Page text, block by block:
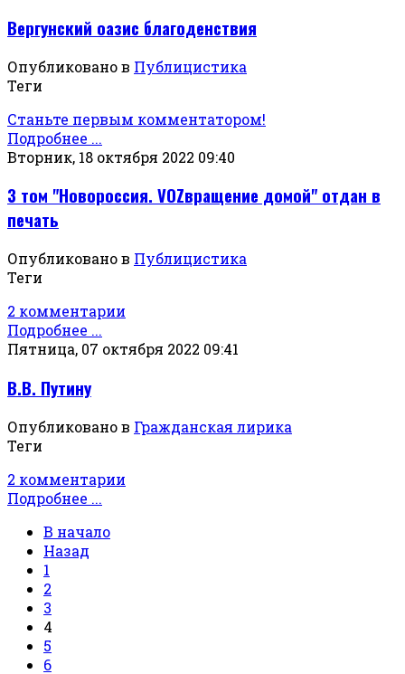
Вергунский оазис благоденствия
Опубликовано в Публицистика
Теги
Станьте первым комментатором!
Подробнее ...
Вторник, 18 октября 2022 09:40
3 том "Новороссия. VOZвращение домой" отдан в
печать
Опубликовано в Публицистика
Теги
2 комментарии
Подробнее ...
Пятница, 07 октября 2022 09:41
В.В. Путину
Опубликовано в Гражданская лирика
Теги
2 комментарии
Подробнее ...
В начало
Назад
1
2
3
4
5
6